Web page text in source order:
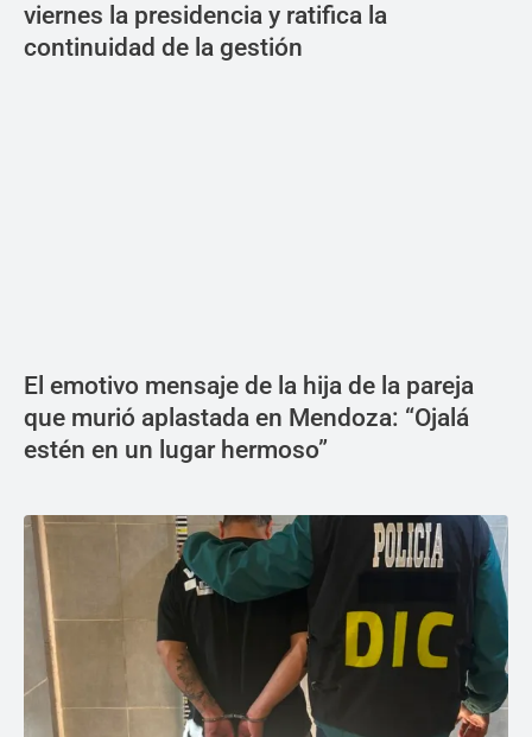
viernes la presidencia y ratifica la
continuidad de la gestión
El emotivo mensaje de la hija de la pareja
que murió aplastada en Mendoza: “Ojalá
estén en un lugar hermoso”